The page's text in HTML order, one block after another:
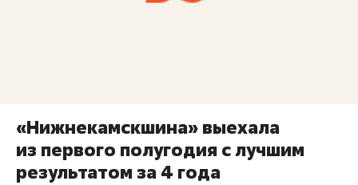
«Нижнекамскшина» выехала
из первого полугодия с лучшим
результатом за 4 года